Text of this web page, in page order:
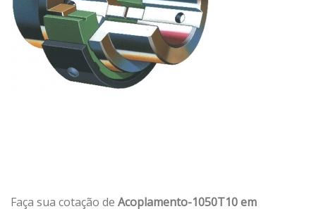
Faça sua cotação de Acoplamento-1050T10 em